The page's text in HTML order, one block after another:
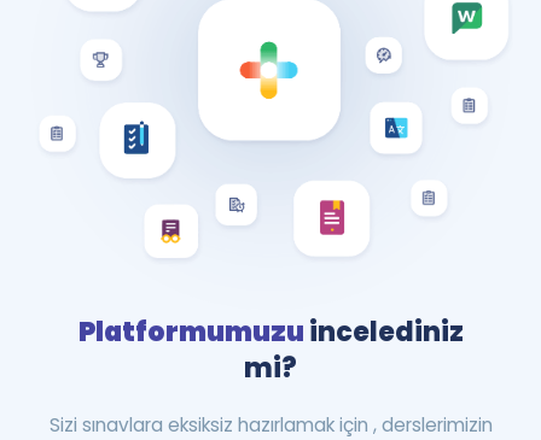
Platformumuzuincelediniz
mi?
Sizi sınavlara eksiksiz hazırlamak için , derslerimizin